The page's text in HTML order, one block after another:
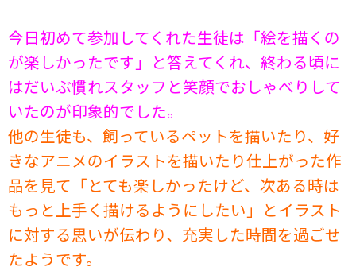
今日初めて参加してくれた生徒は「絵を描くの
が楽しかったです」と答えてくれ、終わる頃に
はだいぶ慣れスタッフと笑顔でおしゃべりして
いたのが印象的でした。
他の生徒も、飼っているペットを描いたり、好
きなアニメのイラストを描いたり仕上がった作
品を見て「とても楽しかったけど、次ある時は
もっと上手く描けるようにしたい」とイラスト
に対する思いが伝わり、充実した時間を過ごせ
たようです。